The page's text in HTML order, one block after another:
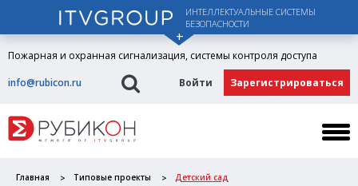
ИНТЕЛЛЕКТУАЛЬНЫЕ СИСТЕМЫ
БЕЗОПАСНОСТИ
Пожарная и охранная сигнализация, системы контроля доступа
info@rubicon.ru
Войти Зарегистрироваться
Главная Типовые проекты Детский сад